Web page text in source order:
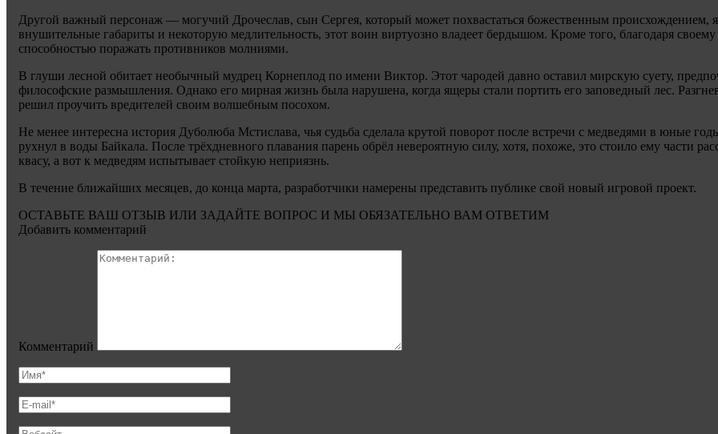
Другой важный персонаж — могучий Дрочеслав, сын Сергея, который может похвастаться божественным происхождением,
внушительные габариты и некоторую медлительность, этот воин виртуозно владеет бердышом. Кроме того, благодаря
способностью поражать противников молниями.
В глуши лесной обитает необычный мудрец Корнеплод по имени Виктор. Этот чародей давно оставил мирскую суету,
философские размышления. Однако его мирная жизнь была нарушена, когда ящеры стали портить его заповедный лес.
решил проучить вредителей своим волшебным посохом.
Не менее интересна история Дуболюба Мстислава, чья судьба сделала крутой поворот после встречи с медведями в юные
рухнул в воды Байкала. После трёхдневного плавания парень обрёл невероятную силу, хотя, похоже, это стоило ему части
квасу, а вот к медведям испытывает стойкую неприязнь.
В течение ближайших месяцев, до конца марта, разработчики намерены представить публике свой новый игровой проект.
ОСТАВЬТЕ ВАШ ОТЗЫВ ИЛИ ЗАДАЙТЕ ВОПРОС И МЫ ОБЯЗАТЕЛЬНО ВАМ ОТВЕТИМ
Добавить комментарий
Комментарий